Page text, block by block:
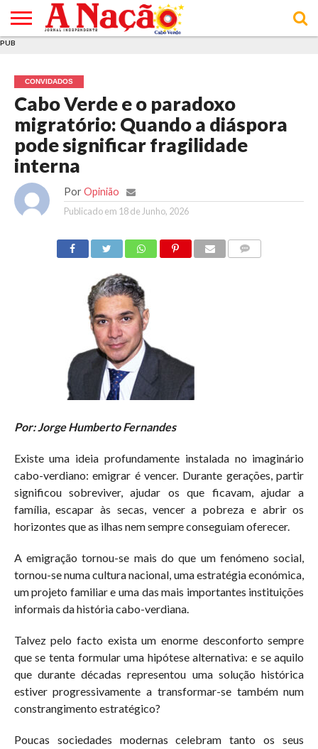
E DE
COOKIES
DE
UTILIZAÇÃO
PUB
CONVIDADOS
Cabo Verde e o paradoxo
migratório: Quando a diáspora
pode significar fragilidade
interna
Por Opinião
Publicado em 18 de Junho, 2026
Por: Jorge Humberto Fernandes
Existe uma ideia profundamente instalada no imaginário
cabo-verdiano: emigrar é vencer. Durante gerações, partir
significou sobreviver, ajudar os que ficavam, ajudar a
família, escapar às secas, vencer a pobreza e abrir os
horizontes que as ilhas nem sempre conseguiam oferecer.
A emigração tornou-se mais do que um fenómeno social,
tornou-se numa cultura nacional, uma estratégia económica,
um projeto familiar e uma das mais importantes instituições
informais da história cabo-verdiana.
Talvez pelo facto exista um enorme desconforto sempre
que se tenta formular uma hipótese alternativa: e se aquilo
que durante décadas representou uma solução histórica
estiver progressivamente a transformar-se também num
constrangimento estratégico?
Poucas sociedades modernas celebram tanto os seus